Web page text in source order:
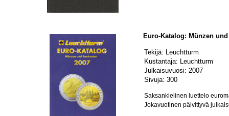
Euro-Katalog: Münzen
Tekijä: Leuchtturm
Kustantaja: Leuchtturm
Julkaisuvuosi: 2007
Sivuja: 300
Saksankielinen luettelo
Jokavuotinen päivittyvä